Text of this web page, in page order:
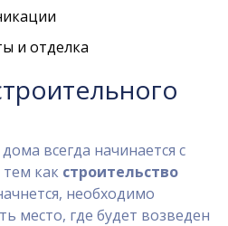
и отделка
всегда начинается с
как строительство
необходимо
место, где будет возведен